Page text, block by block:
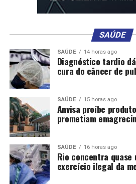
SAÚDE
SAÚDE 14 horas ago
Diagnóstico tardio
cura do câncer de
SAÚDE 15 horas ago
Anvisa proíbe
prometiam
SAÚDE 16 horas ago
Rio concentra
exercício ilegal da